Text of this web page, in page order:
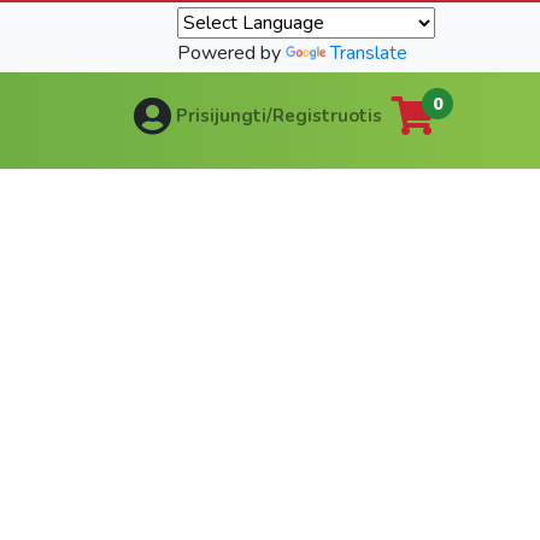
Powered by Translate
Prisijungti/Registruotis 0